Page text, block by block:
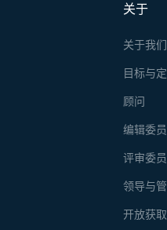
关于
关于我们
目标与
顾问
编辑委
评审委
领导与
开放获